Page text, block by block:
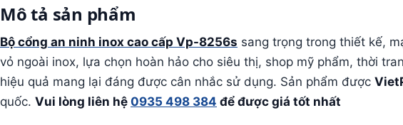
Mô tả sản phẩm
Bộ cổng an ninh inox cao cấp Vp-8256s sang trọng trong thiết kế,
vỏ ngoài inox, lựa chọn hoàn hảo cho siêu thị, shop mỹ phẩm, thời
hiệu quả mang lại đáng được cân nhắc sử dụng. Sản phẩm được
quốc. Vui lòng liên hệ 0935 498 384 để được giá tốt nhất